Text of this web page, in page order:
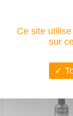
Eviter le contact
pas jeter les
base aqueuse
Ce site
sur